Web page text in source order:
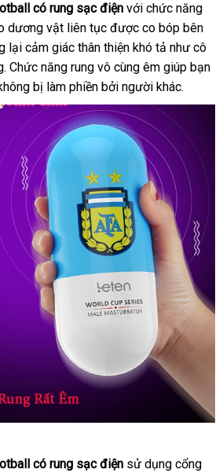
có rung sạc điện so
sánh
với chức năng
dương vật liên tục thương
hiệu
được co bóp bên
lại cảm giác thân thiện khó tả như cô
xách
tay
. Chức năng rung vô cùng êm giúp bạn
bị làm phiền tham
khảo
bởi người khác.
có rung sạc điện sử dụng cổng